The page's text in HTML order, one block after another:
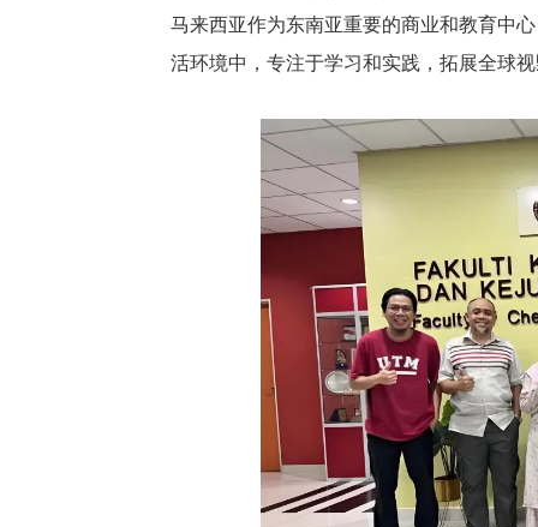
马来西亚作为东南亚重要的商业和教育中
活环境中，专注于学习和实践，拓展全球